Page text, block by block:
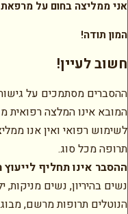
אני ממליצה בחום על
המון תודה!
חשוב לעיין!
ההסברים מסתמכים על
המובא אינו המלצה רפואית
לשימוש רפואי ואין אנו
תרופה מכל סוג.
ההסבר אינו תחליף
נשים בהיריון, נשים
הנוטלים תרופות מרשם,